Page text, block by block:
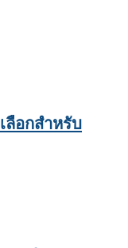
ลือกสำหรับ